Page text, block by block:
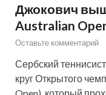
Джокович
Australian
Оставьте комментарий
Сербский
круг Открытого
Open), который